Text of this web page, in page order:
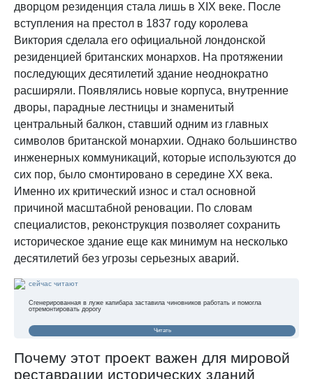
дворцом резиденция стала лишь в XIX веке. После
вступления на престол в 1837 году королева
Виктория сделала его официальной лондонской
резиденцией британских монархов. На протяжении
последующих десятилетий здание неоднократно
расширяли. Появлялись новые корпуса, внутренние
дворы, парадные лестницы и знаменитый
центральный балкон, ставший одним из главных
символов британской монархии. Однако большинство
инженерных коммуникаций, которые используются до
сих пор, было смонтировано в середине XX века.
Именно их критический износ и стал основной
причиной масштабной реновации. По словам
специалистов, реконструкция позволяет сохранить
историческое здание еще как минимум на несколько
десятилетий без угрозы серьезных аварий.
сейчас читают
Сгенерированная в луже капибара заставила чиновников работать и помогла
отремонтировать дорогу
Читать
Почему этот проект важен для мировой
реставрации исторических зданий